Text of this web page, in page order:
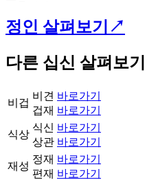
정인 살펴보기↗️
다른 십신 살펴보기
비겁
비견
겁재
바로가기
바로가기
식상
식신
상관
바로가기
바로가기
재성
정재
편재
바로가기
바로가기